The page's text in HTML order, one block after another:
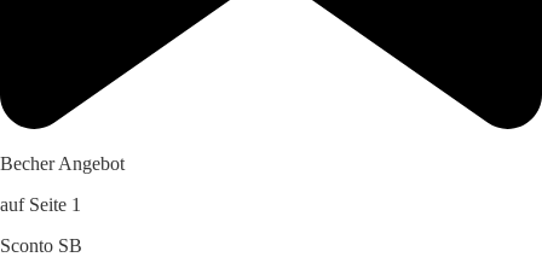
Becher Angebot
auf Seite 1
Sconto SB